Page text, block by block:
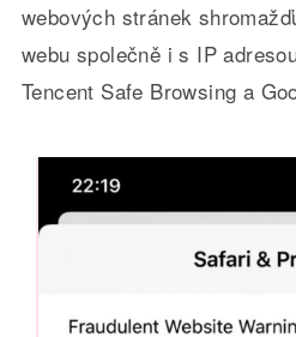
webových stránek
webu společně i s IP
Tencent Safe Browsing a